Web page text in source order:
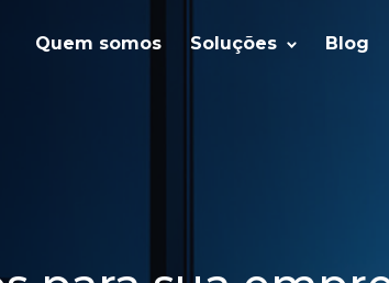
Quem somos Soluções Blog